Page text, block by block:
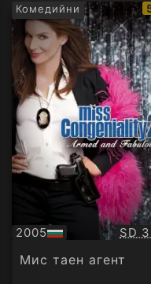
Комедийни
2005
БГ
аудио
SD
Мис таен агент